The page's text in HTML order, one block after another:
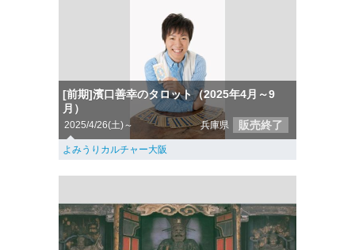
[前期]濱口善幸のタロット（2025年4月～9
月）
2025/4/26(土)～ 兵庫県 販売終了
よみうりカルチャー大阪